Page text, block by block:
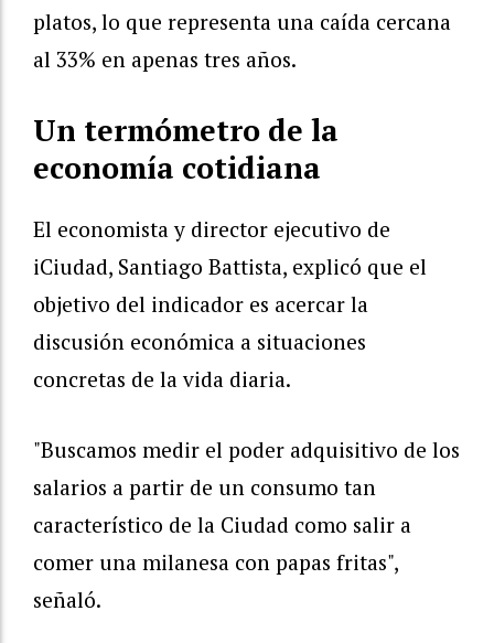
platos, lo que representa una caída cercana
al 33% en apenas tres años.
Un termómetro de la
economía cotidiana
El economista y director ejecutivo de
iCiudad, Santiago Battista, explicó que el
objetivo del indicador es acercar la
discusión económica a situaciones
concretas de la vida diaria.
"Buscamos medir el poder adquisitivo de los
salarios a partir de un consumo tan
característico de la Ciudad como salir a
comer una milanesa con papas fritas",
señaló.